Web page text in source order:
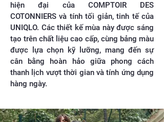
hiện đại của COMPTOIR DES
COTONNIERS và tính tối giản, tinh tế của
UNIQLO. Các thiết kế mùa này được sáng
tạo trên chất liệu cao cấp, cùng bảng màu
được lựa chọn kỹ lưỡng, mang đến sự
cân bằng hoàn hảo giữa phong cách
thanh lịch vượt thời gian và tính ứng dụng
hàng ngày.